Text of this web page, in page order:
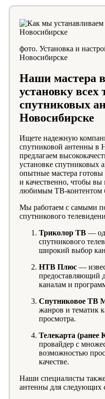
фото. Установка и
Новосибирске
Наши мастера
установку всех
спутниковых
Новосибирске
Ищете надежную
спутниковой антенны в
предлагаем
установке спутниковых
опытные мастера
и качественно, чтобы вы
любимым ТВ-контентом
Мы работаем с самыми
спутникового
Триколор ТВ —
спутникового
широкий выбор
НТВ Плюс —
предоставляющий
каналам и
Спутниковое ТВ
жанров и тематик
просмотра.
Телекарта (ранее
провайдер с
возможностью
качестве.
Наши специалисты
антенны для следующих